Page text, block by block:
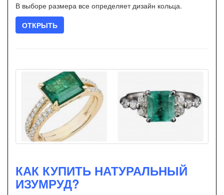
В выборе размера все определяет дизайн кольца.
ОТКРЫТЬ
КАК КУПИТЬ НАТУРАЛЬНЫЙ
ИЗУМРУД?